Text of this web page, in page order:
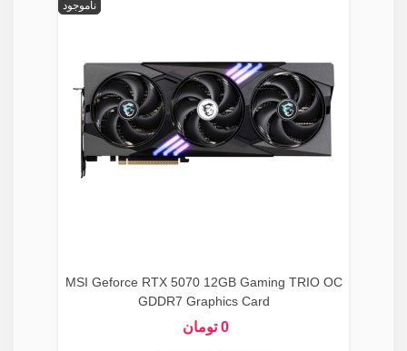
ناموجود
MSI Geforce RTX 5070 12GB Gaming TRIO OC
GDDR7 Graphics Card
0 تومان